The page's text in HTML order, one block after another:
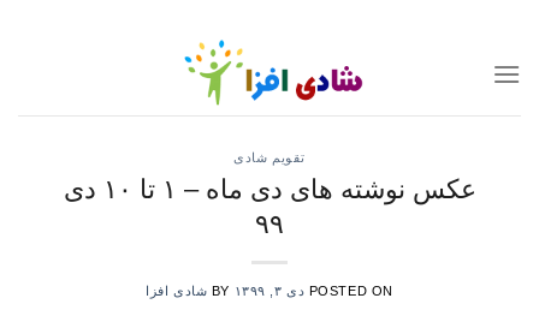
content
تقویم شادی
عکس نوشته های دی ماه – ۱ تا ۱۰ دی
۹۹
POSTED ON دی ۳, ۱۳۹۹ BY شادی افزا